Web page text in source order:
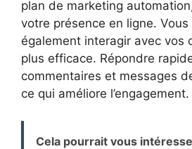
plan de marketing
votre présence en ligne. Vous
également interagir avec vos
plus efficace. Répondre
commentaires et messages
ce qui améliore l’engagement.
Cela pourrait vous